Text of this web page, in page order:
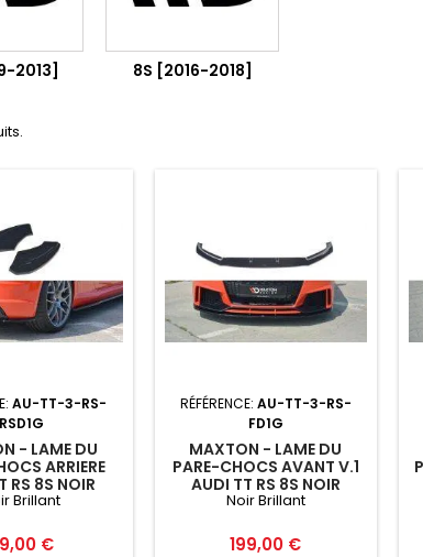
2013] 8S [2016-2018]
AU-TT-3-RS-
RSD1G
- LAME DU
ARRIERE
RS 8S NOIR
Brillant
€
RÉFÉRENCE: AU-TT-3-RS-
FD1G
MAXTON - LAME DU
PARE-CHOCS AVANT V.1
AUDI TT RS 8S NOIR
BRILLANT
Noir Brillant
Prix
199,00 €